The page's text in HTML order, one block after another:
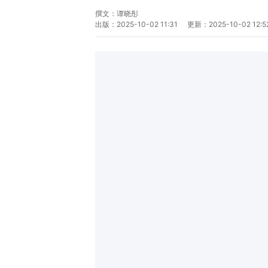
撰文： 谭晓彤
出版： 2025-10-02 11:31 更新： 2025-10-02